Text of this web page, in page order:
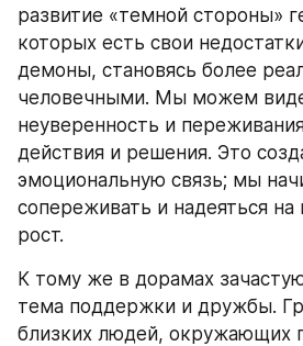
развитие «темной стороны»
которых есть свои
демоны, становясь более
человечными. Мы можем
неуверенность и
действия и решения. Это
эмоциональную связь; мы
сопереживать и надеяться на
рост.
К тому же в дорамах
тема поддержки и дружбы.
близких людей, окружающих